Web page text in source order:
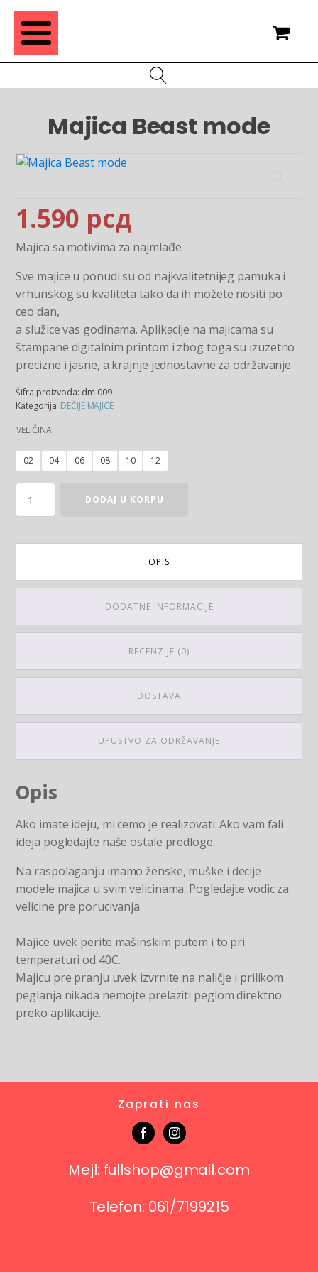
Majica Beast mode
1.590 рсд
Majica sa motivima za najmlađe.
Sve majice u ponudi su od najkvalitetnijeg pamuka i
vrhunskog su kvaliteta tako da ih možete nositi po
ceo dan,
a služice vas godinama. Aplikacije na majicama su
štampane digitalnim printom i zbog toga su izuzetno
precizne i jasne, a krajnje jednostavne za održavanje
Šifra proizvoda: dm-009
Kategorija: DEČIJE MAJICE
VELIČINA
02 04 06 08 10 12
Majica Beast mode količina
DODAJ U KORPU
OPIS
DODATNE INFORMACIJE
RECENZIJE (0)
DOSTAVA
UPUSTVO ZA ODRŽAVANJE
Opis
Ako imate ideju, mi cemo je realizovati. Ako vam fali
ideja pogledajte naše ostale predloge.
Na raspolaganju imamo ženske, muške i decije
modele majica u svim velicinama. Pogledajte vodic za
velicine pre porucivanja.
Majice uvek perite mašinskim putem i to pri
temperaturi od 40C.
Majicu pre pranju uvek izvrnite na naličje i prilikom
peglanja nikada nemojte prelaziti peglom direktno
preko aplikacije.
Zaprati nas
Mejl: fullshop@gmail.com
Telefon: 061/7199215